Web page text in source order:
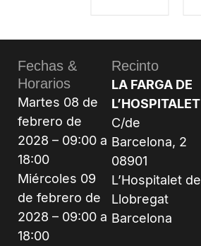
Fechas &
Horarios
Martes 08 de
febrero de
2028 – 09:00 a
18:00
Miércoles 09
de febrero de
2028 – 09:00 a
18:00
Recinto
LA FARGA DE
L’HOSPITALET
C/de
Barcelona, 2
08901
L’Hospitalet de
Llobregat
Barcelona